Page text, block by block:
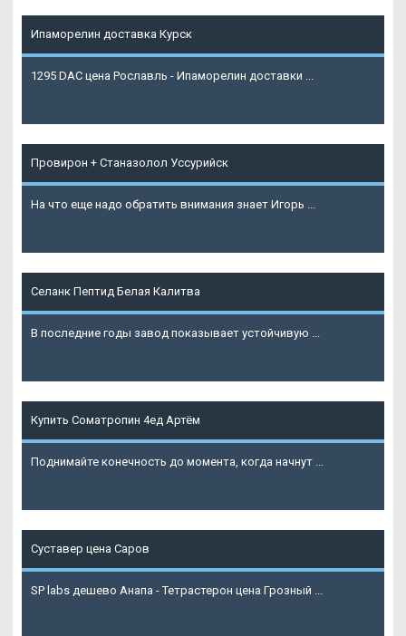
Ипаморелин доставка Курск
1295 DAC цена Рославль - Ипаморелин доставки ...
Провирон + Станазолол Уссурийск
На что еще надо обратить внимания знает Игорь ...
Селанк Пептид Белая Калитва
В последние годы завод показывает устойчивую ...
Купить Cоматропин 4ед Артём
Поднимайте конечность до момента, когда начнут ...
Суставер цена Саров
SP labs дешево Анапа - Тетрастерон цена Грозный ...